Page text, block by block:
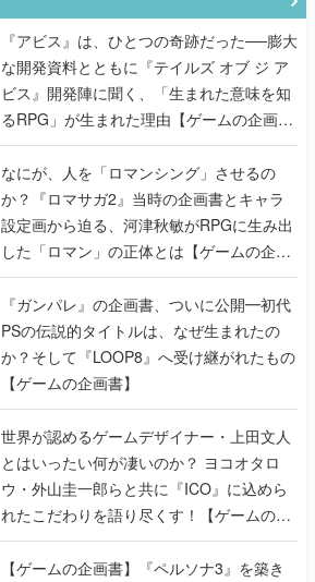
『アビス』は、ひとつの奇跡だった──膨大
な開発資料とともに『テイルズ オブ ジ ア
ビス』開発陣に聞く、「生まれた意味を知
るRPG」が生まれた理由【ゲームの企画
書】
なにが、人を「ロマンシング」させるの
か？『ロマサガ2』当時の企画書とキャラ
設定画から迫る、河津秋敏がRPGに生み出
した「ロマン」の正体とは【ゲームの企画
書】
『ガンパレ』の企画書、ついに公開━初代
PSの伝説的タイトルは、なぜ生まれたの
か？そして『LOOP8』へ受け継がれたもの
【ゲームの企画書】
世界が認めるゲームデザイナー・上田文人
とはいったい何が凄いのか？ ヨコオタロ
ウ・外山圭一郎らと共に『ICO』に込めら
れたこだわりを語り尽くす！【ゲームの企
画書】
【ゲームの企画書】『ペルソナ3』を築き